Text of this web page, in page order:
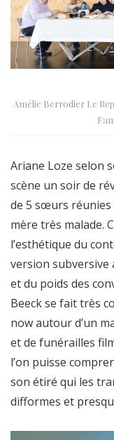
Amélie Berrodier Le
Ariane Loze selon
scène un soir de
de 5 sœurs réunies
mère très malade.
l’esthétique du
version subversive
et du poids des
Beeck se fait très
now autour d’un
et de funérailles
l’on puisse
son étiré qui les
difformes et